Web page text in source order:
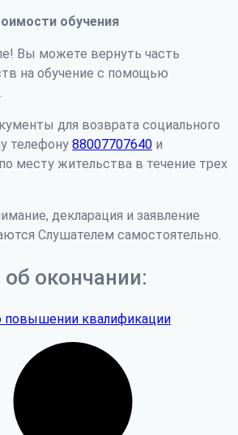
обучения
Вы можете вернуть часть
на обучение с помощью
для возврата социального
телефону 88007707640 и
месту жительства в течение трех
декларация и заявление
Слушателем самостоятельно.
окончании: